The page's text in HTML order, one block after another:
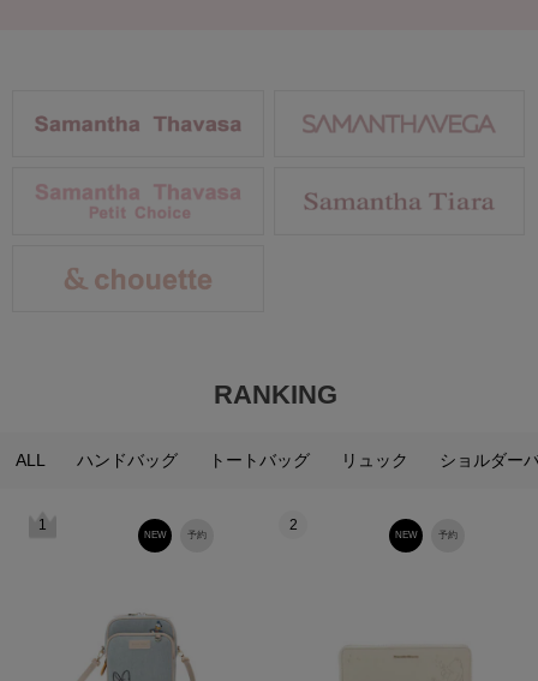
RANKING
ALL ハンドバッグ トートバッグ リュック ショルダー
1
予約
NEW
2
予約
NEW